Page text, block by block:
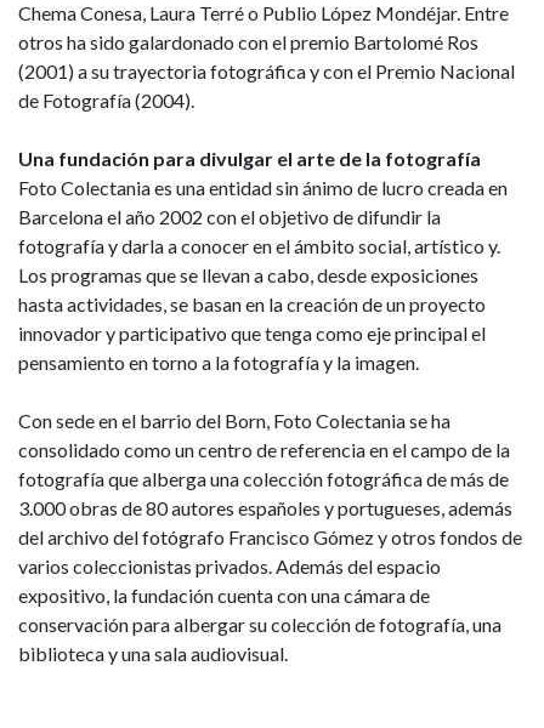
Chema Conesa, Laura Terré o Publio López Mondéjar. Entre
otros ha sido galardonado con el premio Bartolomé Ros
(2001) a su trayectoria fotográfica y con el Premio Nacional
de Fotografía (2004).
Una fundación para divulgar el arte de la fotografía
Foto Colectania es una entidad sin ánimo de lucro creada en
Barcelona el año 2002 con el objetivo de difundir la
fotografía y darla a conocer en el ámbito social, artístico y.
Los programas que se llevan a cabo, desde exposiciones
hasta actividades, se basan en la creación de un proyecto
innovador y participativo que tenga como eje principal el
pensamiento en torno a la fotografía y la imagen.
Con sede en el barrio del Born, Foto Colectania se ha
consolidado como un centro de referencia en el campo de la
fotografía que alberga una colección fotográfica de más de
3.000 obras de 80 autores españoles y portugueses, además
del archivo del fotógrafo Francisco Gómez y otros fondos de
varios coleccionistas privados. Además del espacio
expositivo, la fundación cuenta con una cámara de
conservación para albergar su colección de fotografía, una
biblioteca y una sala audiovisual.